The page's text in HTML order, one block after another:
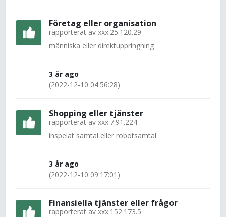
Företag eller organisation
rapporterat av xxx.25.120.29
människa eller direktuppringning
3 år ago
(2022-12-10 04:56:28)
Shopping eller tjänster
rapporterat av xxx.7.91.224
inspelat samtal eller robotsamtal
3 år ago
(2022-12-10 09:17:01)
Finansiella tjänster eller frågor
rapporterat av xxx.152.173.5